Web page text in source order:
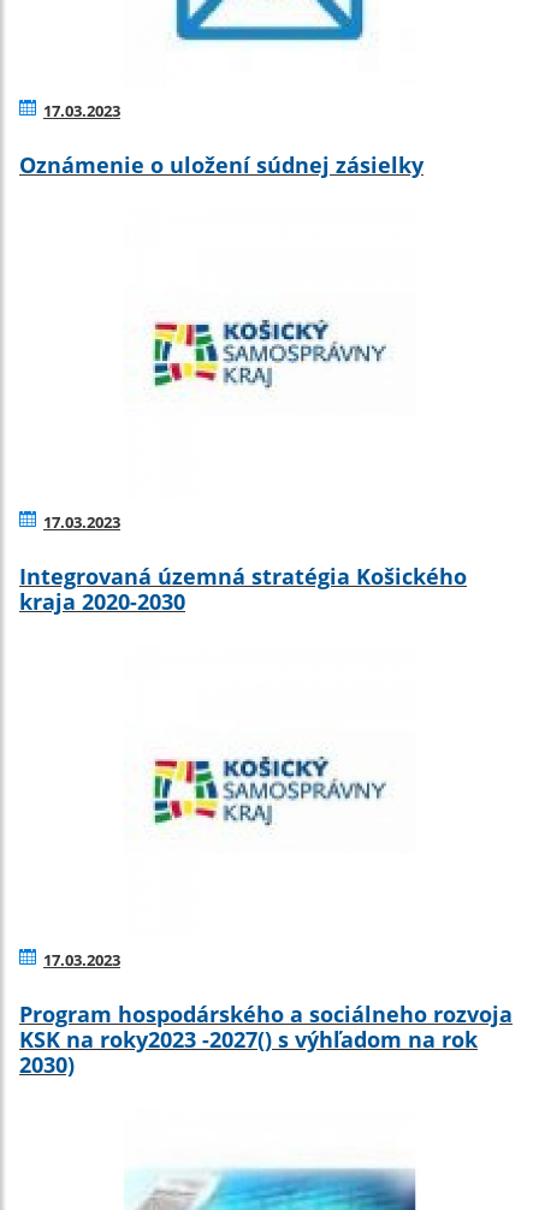
17.03.2023
Oznámenie o uložení súdnej zásielky
17.03.2023
Integrovaná územná stratégia Košického
kraja 2020-2030
17.03.2023
Program hospodárského a sociálneho rozvoja
KSK na roky2023 -2027() s výhľadom na rok
2030)